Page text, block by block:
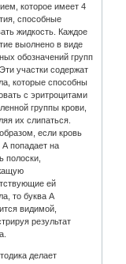
которое имеет 4
способные
жидкость. Каждое
выолнено в виде
обозначений групп
участки содержат
которые способны
с эритроцитами
группы крови,
их слипаться.
если кровь
А попадает на
полоски,
ей
то буква А
видимой,
результат
делает